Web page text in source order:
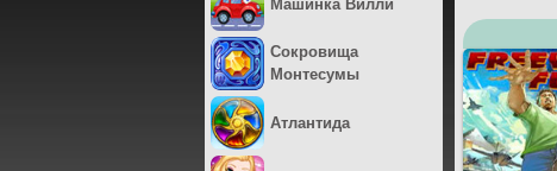
Машинка Вилли
Сокровища
Монтесумы
Атлантида